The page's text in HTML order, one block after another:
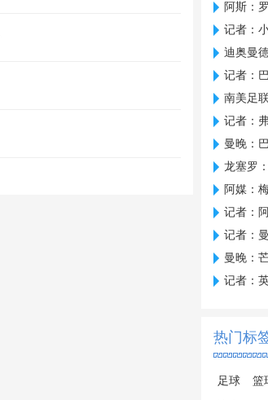
阿斯：罗
记者：小
迪奥曼德
记者：巴
南美足联
记者：弗
曼晚：巴
龙塞罗：
阿媒：梅
记者：阿
记者：
曼晚：芒
记者：
热门标
足球 篮